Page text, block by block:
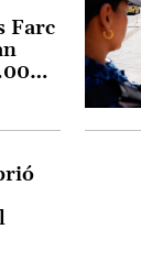
Farc